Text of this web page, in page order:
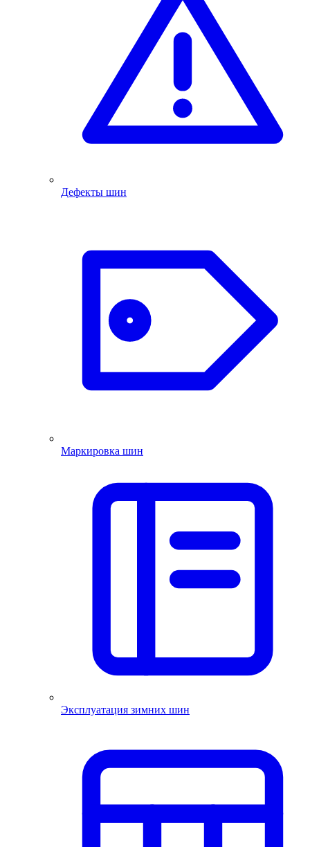
Дефекты шин
Маркировка шин
Эксплуатация зимних шин